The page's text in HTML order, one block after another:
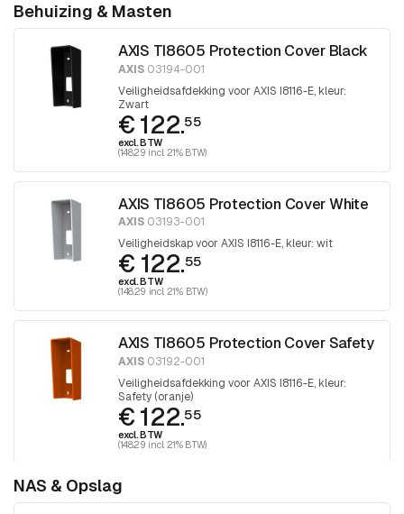
Behuizing & Masten
AXIS TI8605 Protection Cover Black
AXIS 03194-001
Veiligheidsafdekking voor AXIS I8116-E, kleur:
Zwart
€ 122.55
excl. BTW
(148.29 incl. 21% BTW)
AXIS TI8605 Protection Cover White
AXIS 03193-001
Veiligheidskap voor AXIS I8116-E, kleur: wit
€ 122.55
excl. BTW
(148.29 incl. 21% BTW)
AXIS TI8605 Protection Cover Safety
AXIS 03192-001
Veiligheidsafdekking voor AXIS I8116-E, kleur:
Safety (oranje)
€ 122.55
excl. BTW
(148.29 incl. 21% BTW)
NAS & Opslag